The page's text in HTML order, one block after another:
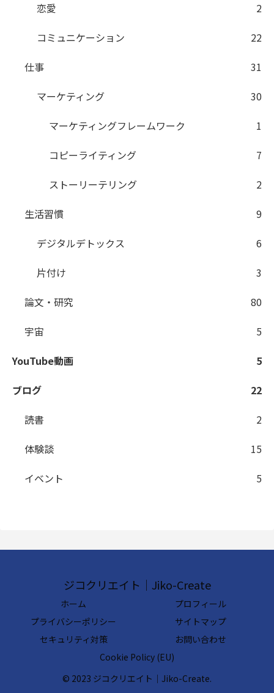
恋愛
2
コミュニケーション
22
仕事
31
マーケティング
30
マーケティングフレームワーク
1
コピーライティング
7
ストーリーテリング
2
生活習慣
9
デジタルデトックス
6
片付け
3
論文・研究
80
宇宙
5
YouTube動画
5
ブログ
22
読書
2
体験談
15
イベント
5
ジコクリエイト｜Jiko-Create
ホーム
プロフィール
プライバシーポリシー
サイトマップ
セキュリティ対策
お問い合わせ
Cookie Policy (EU)
© 2023 ジコクリエイト｜Jiko-Create.